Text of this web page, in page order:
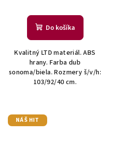
Do košíka
Kvalitný LTD materiál. ABS
hrany. Farba dub
sonoma/biela. Rozmery š/v/h:
103/92/40 cm.
NÁŠ HIT